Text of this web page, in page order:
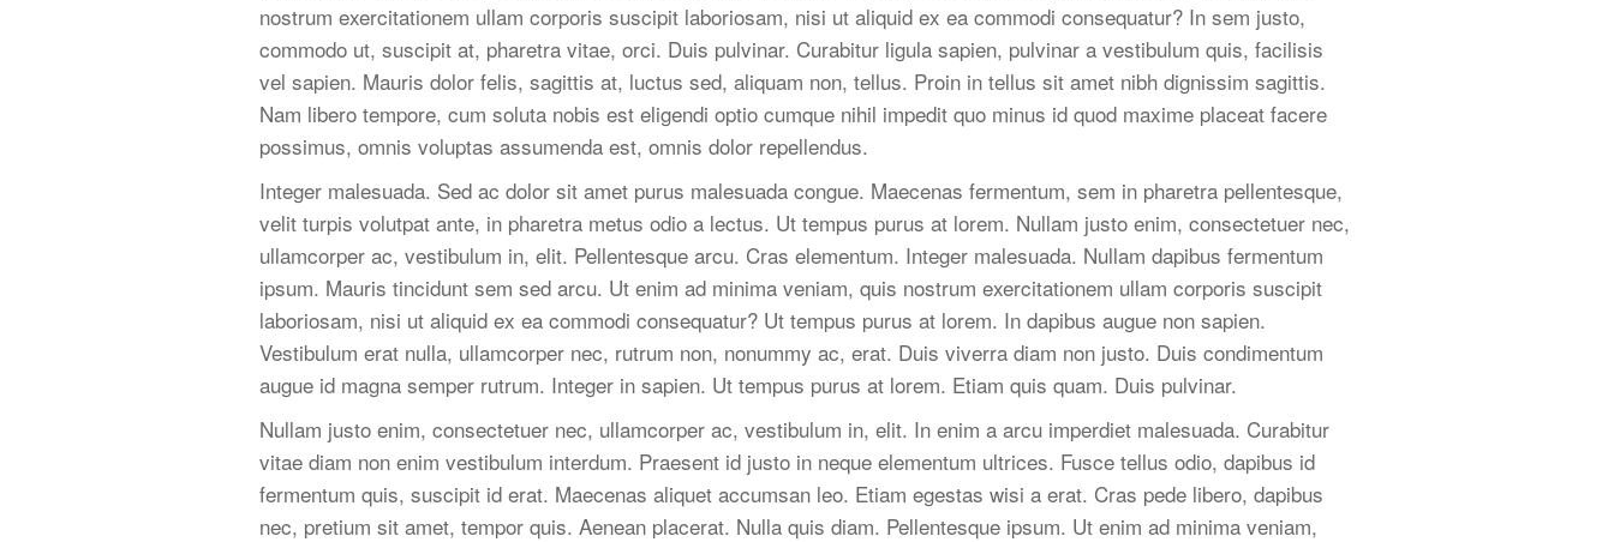
nostrum exercitationem ullam corporis suscipit laboriosam, nisi ut aliquid ex ea commodi consequatur? In sem justo,
commodo ut, suscipit at, pharetra vitae, orci. Duis pulvinar. Curabitur ligula sapien, pulvinar a vestibulum quis, facilisis
vel sapien. Mauris dolor felis, sagittis at, luctus sed, aliquam non, tellus. Proin in tellus sit amet nibh dignissim sagittis.
Nam libero tempore, cum soluta nobis est eligendi optio cumque nihil impedit quo minus id quod maxime placeat facere
possimus, omnis voluptas assumenda est, omnis dolor repellendus.
Integer malesuada. Sed ac dolor sit amet purus malesuada congue. Maecenas fermentum, sem in pharetra pellentesque,
velit turpis volutpat ante, in pharetra metus odio a lectus. Ut tempus purus at lorem. Nullam justo enim, consectetuer nec,
ullamcorper ac, vestibulum in, elit. Pellentesque arcu. Cras elementum. Integer malesuada. Nullam dapibus fermentum
ipsum. Mauris tincidunt sem sed arcu. Ut enim ad minima veniam, quis nostrum exercitationem ullam corporis suscipit
laboriosam, nisi ut aliquid ex ea commodi consequatur? Ut tempus purus at lorem. In dapibus augue non sapien.
Vestibulum erat nulla, ullamcorper nec, rutrum non, nonummy ac, erat. Duis viverra diam non justo. Duis condimentum
augue id magna semper rutrum. Integer in sapien. Ut tempus purus at lorem. Etiam quis quam. Duis pulvinar.
Nullam justo enim, consectetuer nec, ullamcorper ac, vestibulum in, elit. In enim a arcu imperdiet malesuada. Curabitur
vitae diam non enim vestibulum interdum. Praesent id justo in neque elementum ultrices. Fusce tellus odio, dapibus id
fermentum quis, suscipit id erat. Maecenas aliquet accumsan leo. Etiam egestas wisi a erat. Cras pede libero, dapibus
nec, pretium sit amet, tempor quis. Aenean placerat. Nulla quis diam. Pellentesque ipsum. Ut enim ad minima veniam,